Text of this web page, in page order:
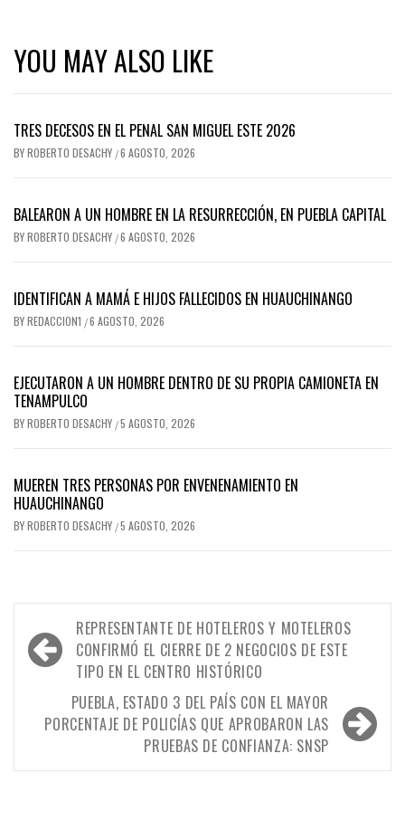
YOU MAY ALSO LIKE
TRES DECESOS EN EL PENAL SAN MIGUEL ESTE 2026
BYROBERTO DESACHY /6 AGOSTO, 2026
BALEARON A UN HOMBRE EN LA RESURRECCIÓN, EN PUEBLA CAPITAL
BYROBERTO DESACHY /6 AGOSTO, 2026
IDENTIFICAN A MAMÁ E HIJOS FALLECIDOS EN HUAUCHINANGO
BYREDACCION1 /6 AGOSTO, 2026
EJECUTARON A UN HOMBRE DENTRO DE SU PROPIA CAMIONETA EN
TENAMPULCO
BYROBERTO DESACHY /5 AGOSTO, 2026
MUEREN TRES PERSONAS POR ENVENENAMIENTO EN
HUAUCHINANGO
BYROBERTO DESACHY /5 AGOSTO, 2026
Navegación
de
entradas
REPRESENTANTE DE HOTELEROS Y MOTELEROS
CONFIRMÓ EL CIERRE DE 2 NEGOCIOS DE ESTE
TIPO EN EL CENTRO HISTÓRICO
PUEBLA, ESTADO 3 DEL PAÍS CON EL MAYOR
PORCENTAJE DE POLICÍAS QUE APROBARON LAS
PRUEBAS DE CONFIANZA: SNSP